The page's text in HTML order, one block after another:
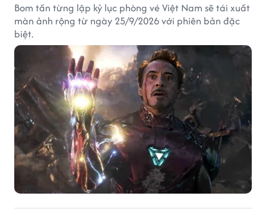
Bom tấn từng lập kỷ lục phòng vé Việt Nam sẽ tái xuất
màn ảnh rộng từ ngày 25/9/2026 với phiên bản đặc
biệt.